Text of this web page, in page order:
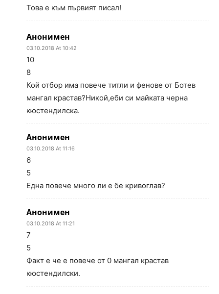
Това е към първият писал!
Анонимен
03.10.2018 At 10:42
10
8
Кой отбор има повече титли и фенове от Ботев
мангал крастав?Никой,еби си майката черна
кюстендилска.
Анонимен
03.10.2018 At 11:16
6
5
Една повече много ли е бе кривоглав?
Анонимен
03.10.2018 At 11:21
7
5
Факт е че е повече от 0 мангал крастав
кюстендилски.